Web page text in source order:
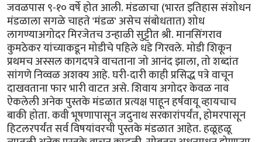
जवळपास ९-१० वर्षे होत आली. मंडळाचा (भारत इतिहास संशोधन
मंडळाला सगळे चाहते 'मंडळ' असेच संबोधतात) शोध
लागण्याअगोदर मिरजेतच उन्हाळी सुट्टीत श्री. मानसिंगराव
कुमठेकर यांच्याकडून मोडीचे पहिले धडे गिरवले. मोडी शिकून
प्रथमच अस्सल कागदपत्रे वाचताना जो आनंद झाला, तो शब्दांत
सांगणे निव्वळ अशक्य आहे. घरी-दारी काही प्रसिद्ध पत्रे वाचून
दाखवताना फार भारी वाटत असे. शिवाय अगोदर केवळ नाव
ऐकलेली अनेक पुस्तके मंडळात प्रत्यक्ष पाहून हर्षवायू व्हायचाच
बाकी होता. कवी भूषणापासून जदुनाथ सरकारांपर्यंत, होमरपासून
हिटलरपर्यंत सर्व विषयांवरची पुस्तके मंडळात आहेत. हळूहळू